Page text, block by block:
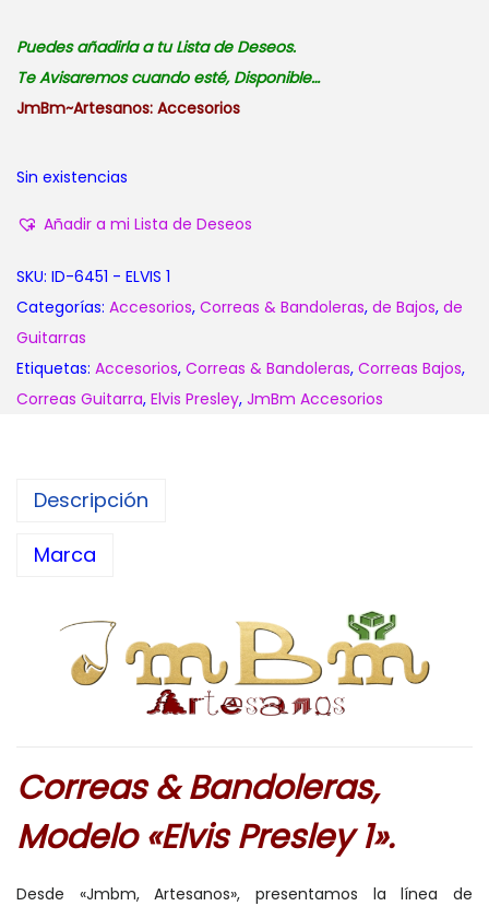
Puedes añadirla a tu Lista de Deseos.
Te Avisaremos cuando esté, Disponible…
JmBm~Artesanos: Accesorios
Sin existencias
Añadir a mi Lista de Deseos
SKU: ID-6451 - ELVIS 1
Categorías: Accesorios, Correas & Bandoleras, de Bajos, de
Guitarras
Etiquetas: Accesorios, Correas & Bandoleras, Correas Bajos,
Correas Guitarra, Elvis Presley, JmBm Accesorios
Descripción
Marca
Correas & Bandoleras,
Modelo «Elvis Presley 1».
Desde «Jmbm, Artesanos», presentamos la línea de